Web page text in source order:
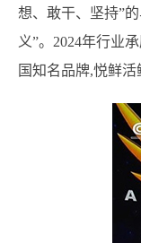
想、敢干、坚持”
义”。2024年行业
国知名品牌,悦鲜